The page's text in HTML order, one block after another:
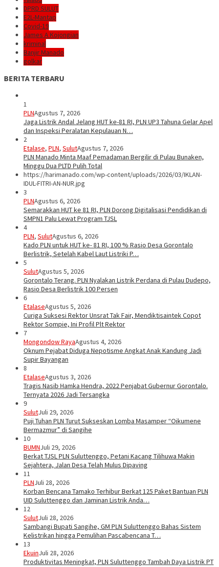
DPRD SULUT
E2L-Mantap
Covid-19
James A Kojongian
kriminal
Banjir Manado
golkar
BERITA TERBARU
1
PLNAgustus 7, 2026
Jaga Listrik Andal Jelang HUT ke-81 RI, PLN UP3 Tahuna Gelar Apel
dan Inspeksi Peralatan Kepulauan N…
2
Etalase, PLN, SulutAgustus 7, 2026
PLN Manado Minta Maaf Pemadaman Bergilir di Pulau Bunaken,
Minggu Dua PLTD Pulih Total
https://harimanado.com/wp-content/uploads/2026/03/IKLAN-
IDUL-FITRI-AN-NUR.jpg
3
PLNAgustus 6, 2026
Semarakkan HUT ke 81 RI, PLN Dorong Digitalisasi Pendidikan di
SMPN1 Palu Lewat Program TJSL
4
PLN, SulutAgustus 6, 2026
Kado PLN untuk HUT ke- 81 RI, 100 % Rasio Desa Gorontalo
Berlistrik, Setelah Kabel Laut Listriki P…
5
SulutAgustus 5, 2026
Gorontalo Terang. PLN Nyalakan Listrik Perdana di Pulau Dudepo,
Rasio Desa Berlistrik 100 Persen
6
EtalaseAgustus 5, 2026
Curiga Suksesi Rektor Unsrat Tak Fair, Mendiktisaintek Copot
Rektor Sompie, Ini Profil Plt Rektor
7
Mongondow RayaAgustus 4, 2026
Oknum Pejabat Diduga Nepotisme Angkat Anak Kandung Jadi
Supir Bayangan
8
EtalaseAgustus 3, 2026
Tragis Nasib Hamka Hendra, 2022 Penjabat Gubernur Gorontalo.
Ternyata 2026 Jadi Tersangka
9
SulutJuli 29, 2026
Puji Tuhan PLN Turut Sukseskan Lomba Masamper “Oikumene
Bermazmur” di Sangihe
10
BUMNJuli 29, 2026
Berkat TJSL PLN Suluttenggo, Petani Kacang Tilihuwa Makin
Sejahtera, Jalan Desa Telah Mulus Dipaving
11
PLNJuli 28, 2026
Korban Bencana Tamako Terhibur Berkat 125 Paket Bantuan PLN
UID Suluttenggo dan Jaminan Listrik Anda…
12
SulutJuli 28, 2026
Sambangi Bupati Sangihe, GM PLN Suluttenggo Bahas Sistem
Kelistrikan hingga Pemulihan Pascabencana T…
13
EkuinJuli 28, 2026
Produktivitas Meningkat, PLN Suluttenggo Tambah Daya Listrik PT